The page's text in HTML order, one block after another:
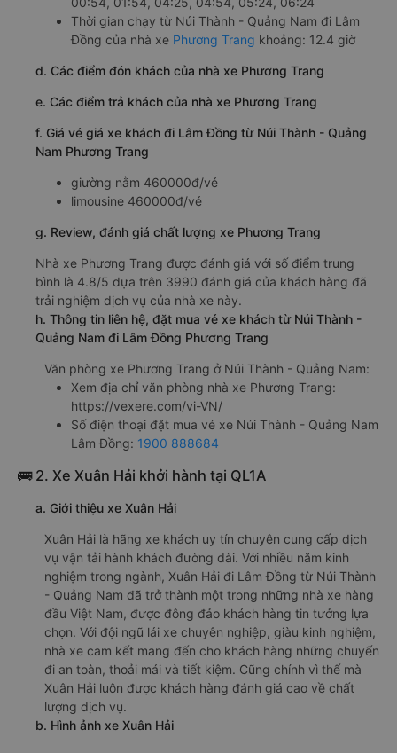
16:00, 11:00, 11:30, 12:30, 13:30, 16:01, 16:30,
17:00, 18:00
Giờ đến nơi ở Lâm Đồng: 02:54, 04:24, 23:24, 23:54,
00:54, 01:54, 04:25, 04:54, 05:24, 06:24
Đồng của nhà xePhương Trangkhoảng: 12.4 giờ
d. Các điểm đón khách của nhà xe Phương Trang
f. Giá vé giá xe khách đi Lâm Đồng từ Núi Thành - Quảng
limousine 460000đ/vé
g. Review, đánh giá chất lượng xe Phương Trang
Nhà xe Phương Trang được đánh giá với số điểm trung
bình là 4.8/5 dựa trên 3990 đánh giá của khách hàng đã
trải nghiệm dịch vụ của nhà xe này.
h. Thông tin liên hệ, đặt mua vé xe khách từ Núi Thành -
Quảng Nam đi Lâm Đồng Phương Trang
Văn phòng xe Phương Trang ở Núi Thành - Quảng Nam:
Xem địa chỉ văn phòng nhà xe Phương Trang:
https://vexere.com/vi-VN/
Số điện thoại đặt mua vé xe Núi Thành - Quảng Nam
Lâm Đồng:1900 888684
🚌 2. Xe Xuân Hải khởi hành tại QL1A
a. Giới thiệu xe Xuân Hải
Xuân Hải là hãng xe khách uy tín chuyên cung cấp dịch
vụ vận tải hành khách đường dài. Với nhiều năm kinh
nghiệm trong ngành, Xuân Hải đi Lâm Đồng từ Núi Thành
- Quảng Nam đã trở thành một trong những nhà xe hàng
đầu Việt Nam, được đông đảo khách hàng tin tưởng lựa
chọn. Với đội ngũ lái xe chuyên nghiệp, giàu kinh nghiệm,
nhà xe cam kết mang đến cho khách hàng những chuyến
đi an toàn, thoải mái và tiết kiệm. Cũng chính vì thế mà